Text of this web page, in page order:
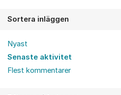
Sortera inläggen
Nyast
Senaste aktivitet
Flest kommentarer